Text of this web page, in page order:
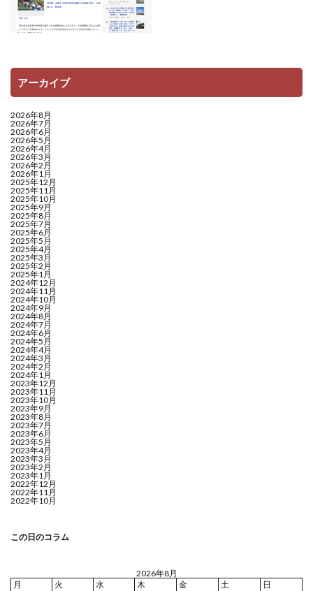
アーカイブ
2026年8月
2026年7月
2026年6月
2026年5月
2026年4月
2026年3月
2026年2月
2026年1月
2025年12月
2025年11月
2025年10月
2025年9月
2025年8月
2025年7月
2025年6月
2025年5月
2025年4月
2025年3月
2025年2月
2025年1月
2024年12月
2024年11月
2024年10月
2024年9月
2024年8月
2024年7月
2024年6月
2024年5月
2024年4月
2024年3月
2024年2月
2024年1月
2023年12月
2023年11月
2023年10月
2023年9月
2023年8月
2023年7月
2023年6月
2023年5月
2023年4月
2023年3月
2023年2月
2023年1月
2022年12月
2022年11月
2022年10月
この日のコラム
2026年8月
月
火 水 木 金 土
日